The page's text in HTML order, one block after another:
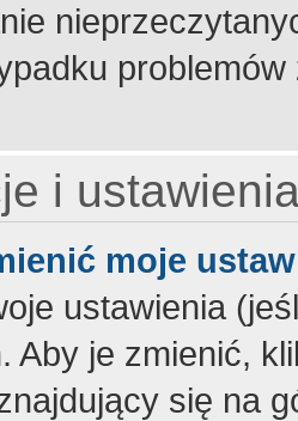
i
moje
ustawienia
Aby je zmienić,
się na